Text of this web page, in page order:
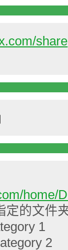
share
home/
定的文件
1
2